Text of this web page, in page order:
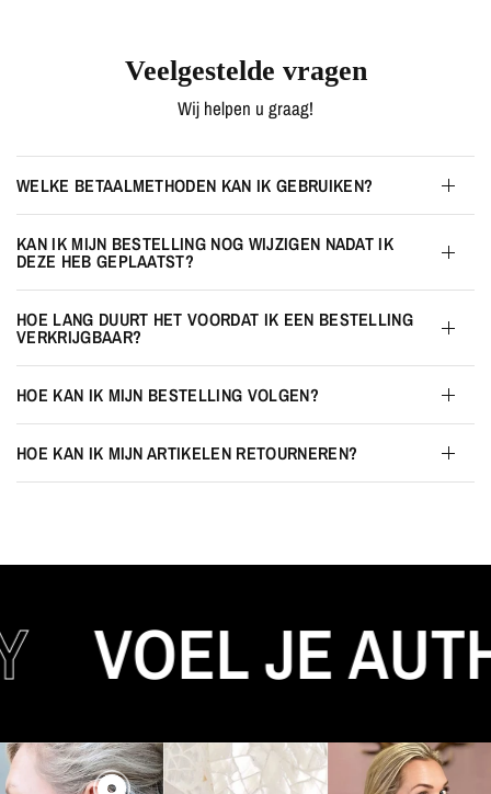
Veelgestelde vragen
Wij helpen u graag!
WELKE BETAALMETHODEN KAN IK GEBRUIKEN?
KAN IK MIJN BESTELLING NOG WIJZIGEN NADAT IK
DEZE HEB GEPLAATST?
HOE LANG DUURT HET VOORDAT IK EEN BESTELLING
VERKRIJGBAAR?
HOE KAN IK MIJN BESTELLING VOLGEN?
HOE KAN IK MIJN ARTIKELEN RETOURNEREN?
VOEL JE